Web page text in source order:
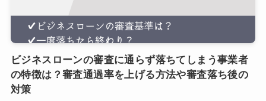
ビジネスローンの審査に通らず落ちてしまう事業者
の特徴は？審査通過率を上げる方法や審査落ち後の
対策